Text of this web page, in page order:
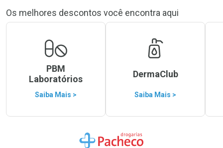
Os melhores descontos você encontra aqui
PBM
Laboratórios
Saiba Mais >
DermaClub
Saiba Mais >
Ir para a Home